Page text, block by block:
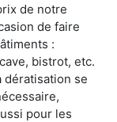
de notre
de faire
:
bistrot, etc.
dératisation se
pour les